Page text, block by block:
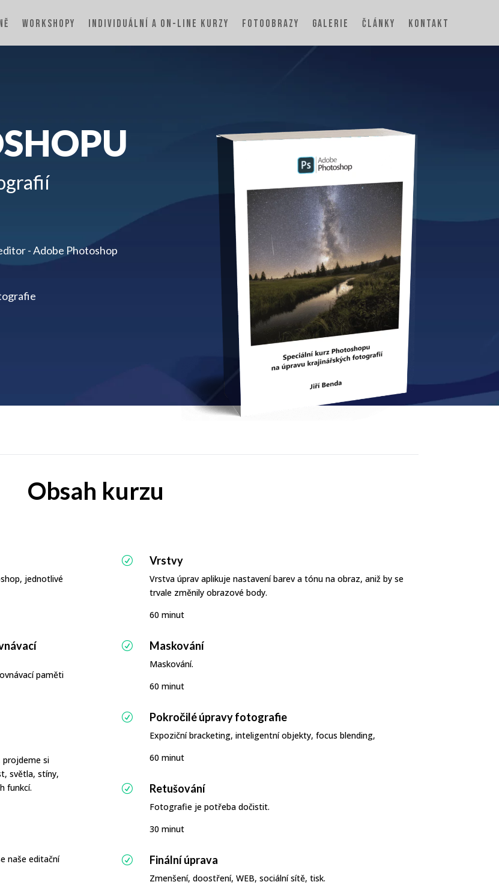
WORKSHOPY INDIVIDUÁLNÍ A ON-LINE KURZY FOTOOBRAZY GALERIE ČLÁNKY KONTAKT
- Adobe Photoshop
Obsah kurzu
jednotlivé
paměti
projdeme si
světla, stíny,
funkcí.
naše editační
R Vrstvy
Vrstva úprav aplikuje nastavení barev a tónu na obraz, aniž by se
trvale změnily obrazové body.
60 minut
R Maskování
Maskování.
60 minut
R Pokročilé úpravy fotografie
Expoziční bracketing, inteligentní objekty, focus blending,
60 minut
R Retušování
Fotografie je potřeba dočistit.
30 minut
R Finální úprava
Zmenšení, doostření, WEB, sociální sítě, tisk.